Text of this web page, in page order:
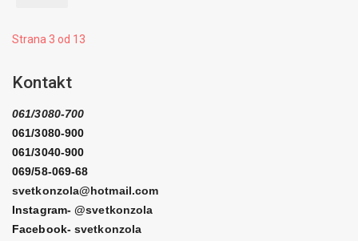
Strana 3 od 13
Kontakt
061/3080-700
061/3080-900
061/3040-900
069/58-069-68
svetkonzola@hotmail.com
Instagram-@svetkonzola
Facebook- svetkonzola